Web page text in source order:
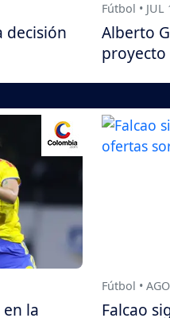
decisión
Fútbol • JUL
Alberto
proyecto
la
Fútbol •
Falcao